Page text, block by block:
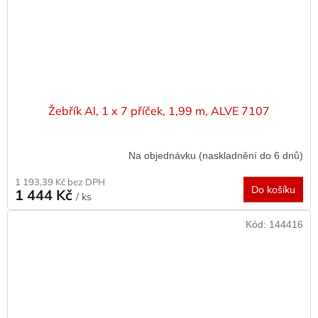
Žebřík Al, 1 x 7 příček, 1,99 m, ALVE 7107
Na objednávku (naskladnění do 6 dnů)
1 193,39 Kč bez DPH
1 444 Kč / ks
Do košíku
Kód: 144416